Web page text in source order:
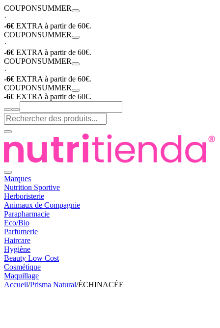
COUPONSUMMER
·
-6€ EXTRA à partir de 60€.
COUPONSUMMER
·
-6€ EXTRA à partir de 60€.
COUPONSUMMER
·
-6€ EXTRA à partir de 60€.
COUPONSUMMER
-6€ EXTRA à partir de 60€.
Marques
Nutrition Sportive
Herboristerie
Animaux de Compagnie
Parapharmacie
Eco/Bio
Parfumerie
Haircare
Hygiène
Beauty Low Cost
Cosmétique
Maquillage
Accueil/Prisma Natural/ÉCHINACÉE